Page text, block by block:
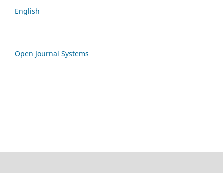
English
Open Journal Systems